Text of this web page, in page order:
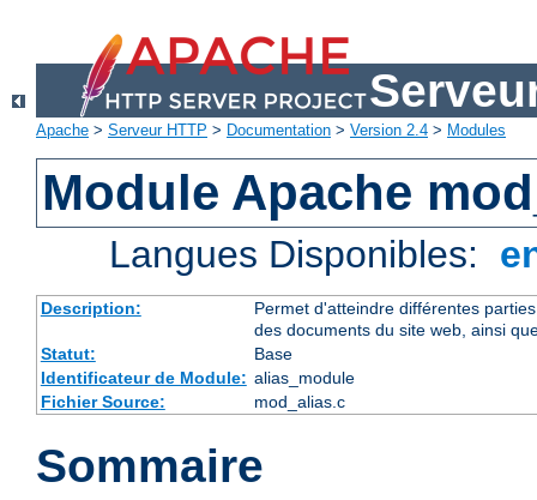
Apache > Serveur HTTP > Documentation > Version 2.4 > Modules
Module Apache
Langues Disponibles:
Description:
Permet d'atteindre différentes
des documents du site web, ainsi
Statut:
Base
Identificateur de Module: alias_module
Fichier Source:
mod_alias.c
Sommaire